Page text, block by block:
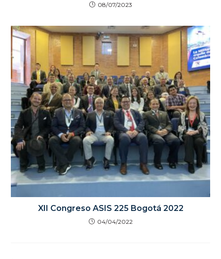
08/07/2023
XII Congreso ASIS 225 Bogotá 2022
04/04/2022